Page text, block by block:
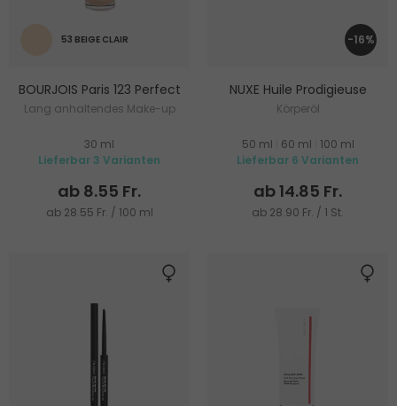
53 BEIGE CLAIR
BOURJOIS Paris 123 Perfect
Lang anhaltendes Make-up
30 ml
Lieferbar 3 Varianten
ab 8.55 Fr.
ab 28.55 Fr. / 100 ml
-16%
NUXE Huile Prodigieuse
Körperöl
50 ml 60 ml
100 ml
Lieferbar 6 Varianten
ab 14.85 Fr.
ab 28.90 Fr. / 1 St.